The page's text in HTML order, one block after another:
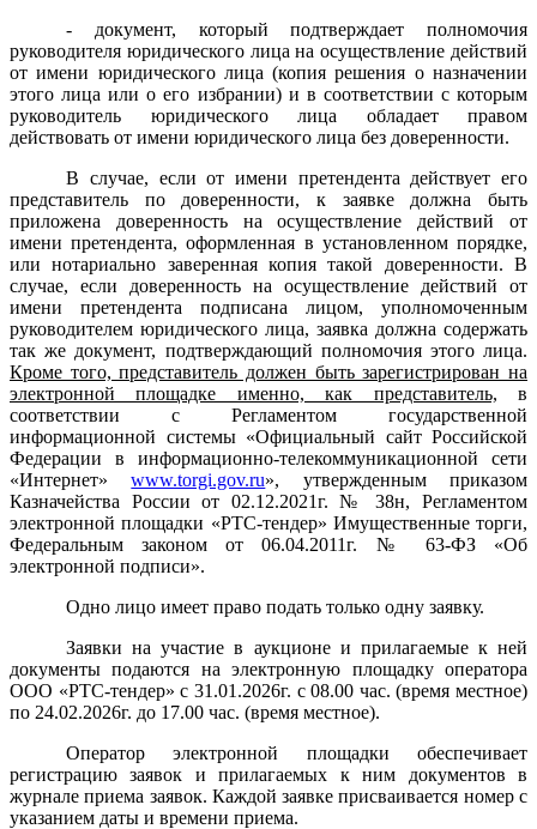
- документ, который подтверждает полномочия
руководителя юридического лица на осуществление действий
от имени юридического лица (копия решения о назначении
этого лица или о его избрании) и в соответствии с которым
руководитель юридического лица обладает правом
действовать от имени юридического лица без доверенности.
В случае, если от имени претендента действует его
представитель по доверенности, к заявке должна быть
приложена доверенность на осуществление действий от
имени претендента, оформленная в установленном порядке,
или нотариально заверенная копия такой доверенности. В
случае, если доверенность на осуществление действий от
имени претендента подписана лицом, уполномоченным
руководителем юридического лица, заявка должна содержать
так же документ, подтверждающий полномочия этого лица.
Кроме того, представитель должен быть зарегистрирован на
электронной площадке именно, как представитель, в
соответствии с Регламентом государственной
информационной системы «Официальный сайт Российской
Федерации в информационно-телекоммуникационной сети
«Интернет»www.torgi.gov.ru», утвержденным приказом
Казначейства России от 02.12.2021г. № 38н, Регламентом
электронной площадки «РТС-тендер» Имущественные торги,
Федеральным законом от 06.04.2011г. № 63-ФЗ «Об
электронной подписи».
Одно лицо имеет право подать только одну заявку.
Заявки на участие в аукционе и прилагаемые к ней
документы подаются на электронную площадку оператора
ООО «РТС-тендер» с 31.01.2026г. с 08.00 час. (время местное)
по 24.02.2026г. до 17.00 час. (время местное).
Оператор электронной площадки обеспечивает
регистрацию заявок и прилагаемых к ним документов в
журнале приема заявок. Каждой заявке присваивается номер с
указанием даты и времени приема.